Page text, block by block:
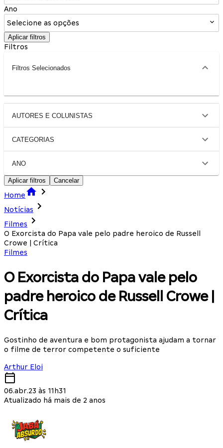
Ano
Selecione as opções
Aplicar filtros
Filtros
Filtros Selecionados
AUTORES E COLUNISTAS
CATEGORIAS
ANO
Aplicar filtros Cancelar
Home
Notícias
Filmes
O Exorcista do Papa vale pelo padre heroico de Russell
Crowe | Crítica
Filmes
O Exorcista do Papa vale pelo
padre heroico de Russell Crowe |
Crítica
Gostinho de aventura e bom protagonista ajudam a tornar
o filme de terror competente o suficiente
Arthur Eloi
06.abr.23 às 11h31
Atualizado há mais de 2 anos